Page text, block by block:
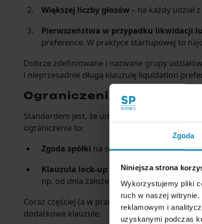
Zgoda
Niniejsza strona
Wykorzystujemy pliki
ruch w naszej
reklamowym i
uzyskanymi podczas
Większej liczby głosów – na każdy udział
Pierwszeństwa w przypadku likwidacji
preference. W praktyce startupowej to
Dobrze zdefiniowane i nazwane grupy
i nieprzesadnie długą klauzulę liquidation
Ograniczenia w zbyciu
Standardem jest, że umowa spółki z o.o.
ograniczenia to:
Zgoda spółki na sprzedaż udziałów.
Klauzula lock-up – zakaz sprzedaży
np. od dnia założenia spółki.
Coraz częściej (a w praktyce już niemal
dodatkowe klauzule: